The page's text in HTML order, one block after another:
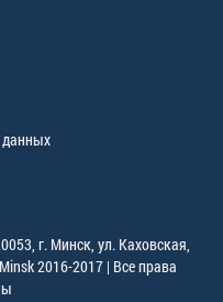
данных
г. Минск, ул. Каховская,
2016-2017 | Все права